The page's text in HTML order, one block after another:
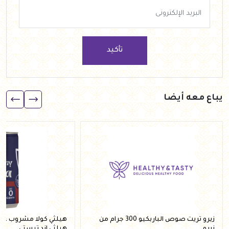
تأكيد
يباع معه أيضا
زيرو تريت صوص الباربكيو 300 جرام من